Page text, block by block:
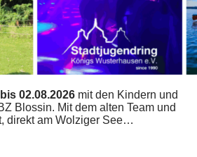
02.08.2026 mit den Kindern und
Blossin. Mit dem alten Team und
direkt am Wolziger See…